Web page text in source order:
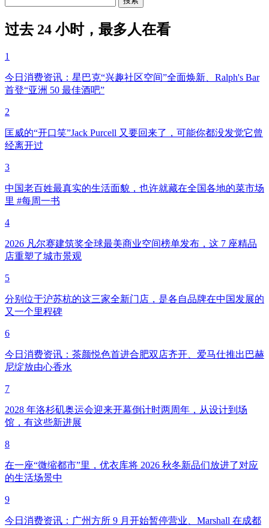
过去 24 小时，最多人在看
1
今日消费资讯：星巴克“兴趣社区空间”全面焕新、Ralph's Bar
首登“亚洲 50 最佳酒吧”
2
匡威的“开口笑”Jack Purcell 又要回来了，可能你都没发觉它曾
经离开过
3
中国老百姓最真实的生活面貌，也许就藏在全国各地的菜市场
里 #每周一书
4
2026 凡尔赛建筑奖全球最美商业空间榜单发布，这 7 座精品
店重塑了城市景观
5
分别位于沪苏杭的这三家全新门店，是各自品牌在中国发展的
又一个里程碑
6
今日消费资讯：茶颜悦色首进合肥双店齐开、爱马仕推出巴赫
尼绽放由心香水
7
2028 年洛杉矶奥运会迎来开幕倒计时两周年，从设计到场
馆，有这些新进展
8
在一座“微缩都市”里，优衣库将 2026 秋冬新品们放进了对应
的生活场景中
9
今日消费资讯：广州方所 9 月开始暂停营业、Marshall 在成都